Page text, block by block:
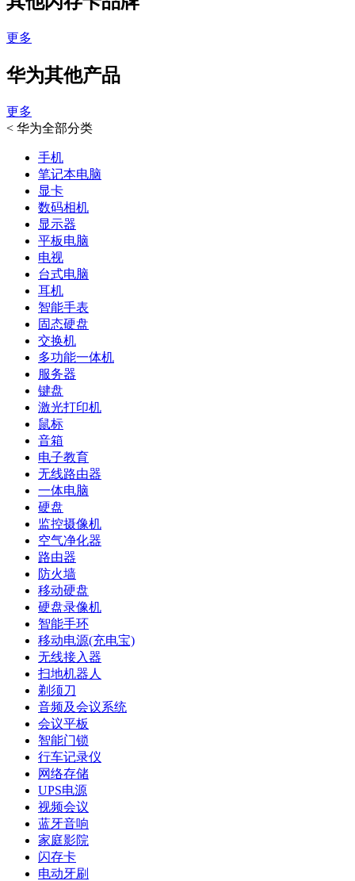
更多
华为其他产品
更多
< 华为全部分类
手机
笔记本电脑
显卡
数码相机
显示器
平板电脑
电视
台式电脑
耳机
智能手表
固态硬盘
交换机
多功能一体机
服务器
键盘
激光打印机
鼠标
音箱
电子教育
无线路由器
一体电脑
硬盘
监控摄像机
空气净化器
路由器
防火墙
移动硬盘
硬盘录像机
智能手环
移动电源(充电宝)
无线接入器
扫地机器人
剃须刀
音频及会议系统
会议平板
智能门锁
行车记录仪
网络存储
UPS电源
视频会议
蓝牙音响
家庭影院
闪存卡
电动牙刷